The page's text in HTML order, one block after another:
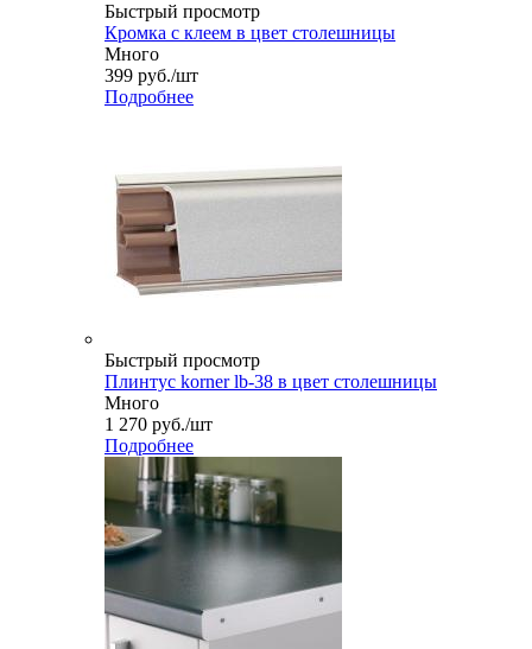
Быстрый просмотр
Кромка с клеем в цвет столешницы
Много
399 руб./шт
Подробнее
Быстрый просмотр
Плинтус korner lb-38 в цвет столешницы
Много
1 270 руб./шт
Подробнее